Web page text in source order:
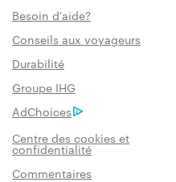
Besoin d'aide?
Conseils aux voyageurs
Durabilité
Groupe IHG
AdChoices
Centre des cookies et
confidentialité
Commentaires